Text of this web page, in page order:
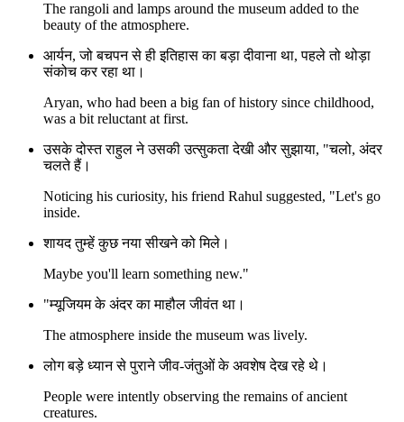
The rangoli and lamps around the museum added to the
beauty of the atmosphere.
आर्यन, जो बचपन से ही इतिहास का बड़ा दीवाना था, पहले तो थोड़ा
संकोच कर रहा था।
Aryan, who had been a big fan of history since childhood,
was a bit reluctant at first.
उसके दोस्त राहुल ने उसकी उत्सुकता देखी और सुझाया, "चलो, अंदर
चलते हैं।
Noticing his curiosity, his friend Rahul suggested, "Let's go
inside.
शायद तुम्हें कुछ नया सीखने को मिले।
Maybe you'll learn something new."
"म्यूजियम के अंदर का माहौल जीवंत था।
The atmosphere inside the museum was lively.
लोग बड़े ध्यान से पुराने जीव-जंतुओं के अवशेष देख रहे थे।
People were intently observing the remains of ancient
creatures.